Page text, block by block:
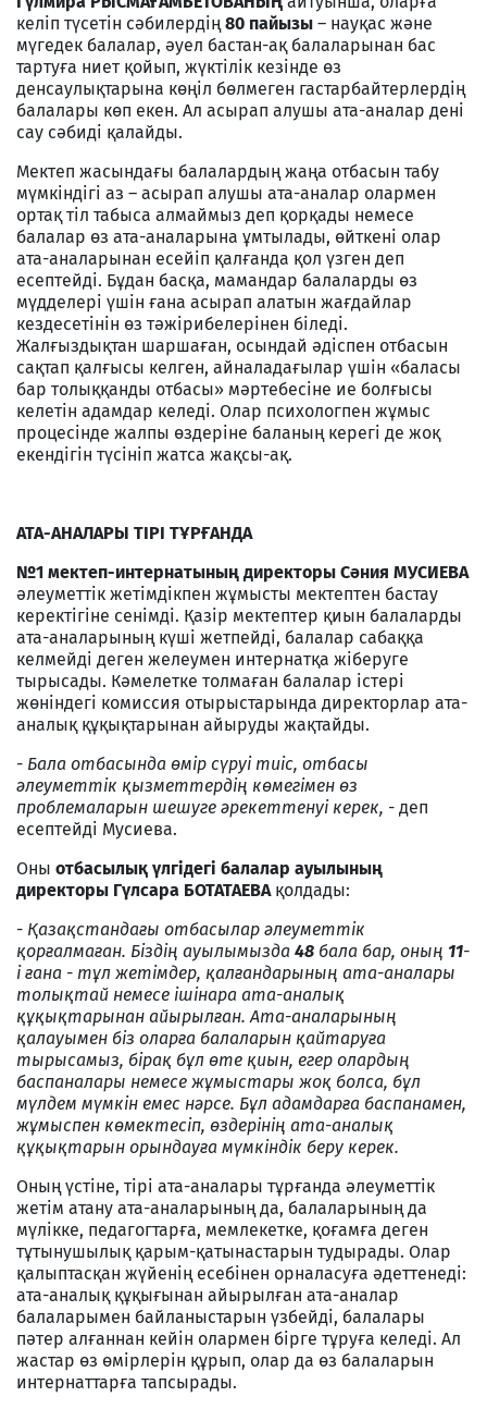
келіп түсетін сәбилердің 80 пайызы – науқас және
мүгедек балалар, әуел бастан-ақ балаларынан бас
тартуға ниет қойып, жүктілік кезінде өз
денсаулықтарына көңіл бөлмеген гастарбайтерлердің
балалары көп екен. Ал асырап алушы ата-аналар дені
сау сәбиді қалайды.
Мектеп жасындағы балалардың жаңа отбасын табу
мүмкіндігі аз – асырап алушы ата-аналар олармен
ортақ тіл табыса алмаймыз деп қорқады немесе
балалар өз ата-аналарына ұмтылады, өйткені олар
ата-аналарынан есейіп қалғанда қол үзген деп
есептейді. Бұдан басқа, мамандар балаларды өз
мүдделері үшін ғана асырап алатын жағдайлар
кездесетінін өз тәжірибелерінен біледі.
Жалғыздықтан шаршаған, осындай әдіспен отбасын
сақтап қалғысы келген, айналадағылар үшін «баласы
бар толыққанды отбасы» мәртебесіне ие болғысы
келетін адамдар келеді. Олар психологпен жұмыс
процесінде жалпы өздеріне баланың керегі де жоқ
екендігін түсініп жатса жақсы-ақ.
АТА-АНАЛАРЫ ТІРІ ТҰРҒАНДА
№1 мектеп-интернатының директоры Сәния МУСИЕВА
әлеуметтік жетімдікпен жұмысты мектептен бастау
керектігіне сенімді. Қазір мектептер қиын балаларды
ата-аналарының күші жетпейді, балалар сабаққа
келмейді деген желеумен интернатқа жіберуге
тырысады. Кәмелетке толмаған балалар істері
жөніндегі комиссия отырыстарында директорлар ата-
аналық құқықтарынан айыруды жақтайды.
- Бала отбасында өмір сүруі тиіс, отбасы
әлеуметтік қызметтердің көмегімен өз
проблемаларын шешуге әрекеттенуі керек, - деп
есептейді Мусиева.
Оны отбасылық үлгідегі балалар ауылының
директоры Гүлсара БОТАТАЕВАқолдады:
- Қазақстандағы отбасылар әлеуметтік
қорғалмаған. Біздің ауылымызда 48 бала бар, оның 11-
і ғана - тұл жетімдер, қалғандарының ата-аналары
толықтай немесе ішінара ата-аналық
құқықтарынан айырылған. Ата-аналарының
қалауымен біз оларға балаларын қайтаруға
тырысамыз, бірақ бұл өте қиын, егер олардың
баспаналары немесе жұмыстары жоқ болса, бұл
мүлдем мүмкін емес нәрсе. Бұл адамдарға баспанамен,
жұмыспен көмектесіп, өздерінің ата-аналық
құқықтарын орындауға мүмкіндік беру керек.
Оның үстіне, тірі ата-аналары тұрғанда әлеуметтік
жетім атану ата-аналарының да, балаларының да
мүлікке, педагогтарға, мемлекетке, қоғамға деген
тұтынушылық қарым-қатынастарын тудырады. Олар
қалыптасқан жүйенің есебінен орналасуға әдеттенеді:
ата-аналық құқығынан айырылған ата-аналар
балаларымен байланыстарын үзбейді, балалары
пәтер алғаннан кейін олармен бірге тұруға келеді. Ал
жастар өз өмірлерін құрып, олар да өз балаларын
интернаттарға тапсырады.